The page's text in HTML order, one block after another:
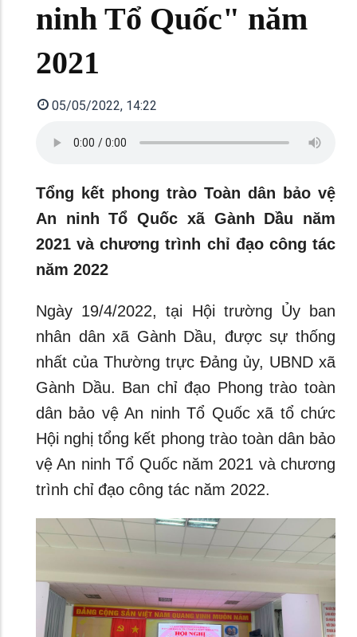
ninh Tổ Quốc" năm
2021
05/05/2022, 14:22
Tổng kết phong trào Toàn dân bảo vệ
An ninh Tổ Quốc xã Gành Dầu năm
2021 và chương trình chỉ đạo công tác
năm 2022
Ngày 19/4/2022, tại Hội trường Ủy ban
nhân dân xã Gành Dầu, được sự thống
nhất của Thường trực Đảng ủy, UBND xã
Gành Dầu. Ban chỉ đạo Phong trào toàn
dân bảo vệ An ninh Tổ Quốc xã tổ chức
Hội nghị tổng kết phong trào toàn dân bảo
vệ An ninh Tổ Quốc năm 2021 và chương
trình chỉ đạo công tác năm 2022.